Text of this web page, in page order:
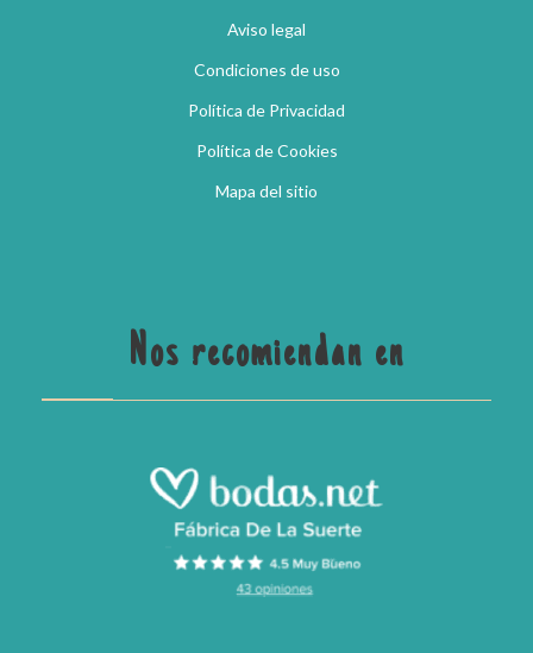
Aviso legal
Condiciones de uso
Política de Privacidad
Política de Cookies
Mapa del sitio
Nos recomiendan en